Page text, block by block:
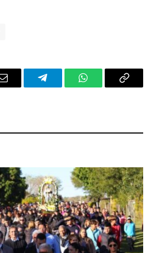
Email TelegramWhatsAppCopy